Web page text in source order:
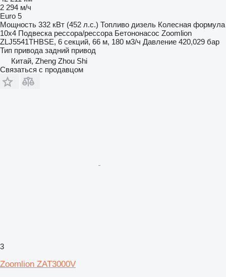
2 294 м/ч
Euro 5
Мощность 332 кВт (452 л.с.) Топливо дизель Колесная формула
10x4 Подвеска рессора/рессора Бетононасос Zoomlion
ZLJ5541THBSE, 6 секций, 66 м, 180 м3/ч Давление 420,029 бар
Тип привода задний привод
Китай, Zheng Zhou Shi
Связаться с продавцом
3
Zoomlion ZAT3000V